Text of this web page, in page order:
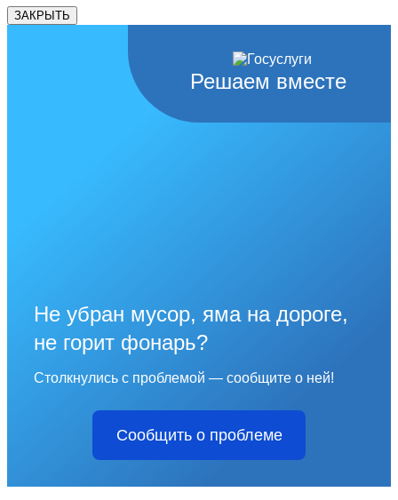
ЗАКРЫТЬ
Решаем вместе
Не убран мусор, яма на дороге,
не горит фонарь?
Столкнулись с проблемой — сообщите о ней!
Сообщить о проблеме